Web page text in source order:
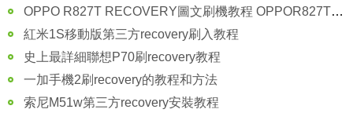
OPPO R827T RECOVERY圖文刷機教程 OPPOR827T怎麼刷機？
紅米1S移動版第三方recovery刷入教程
史上最詳細聯想P70刷recovery教程
一加手機2刷recovery的教程和方法
索尼M51w第三方recovery安裝教程